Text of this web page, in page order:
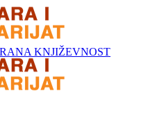
KNJIŽEVNOST